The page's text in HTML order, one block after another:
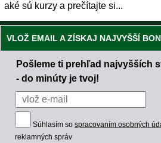
aké sú kurzy a prečítajte si...
VLOŽ EMAIL A ZÍSKAJ NAJVYŠŠÍ
Pošleme ti prehľad najvyšších
- do minúty je tvoj!
Súhlasím so spracovaním osobných
reklamných správ